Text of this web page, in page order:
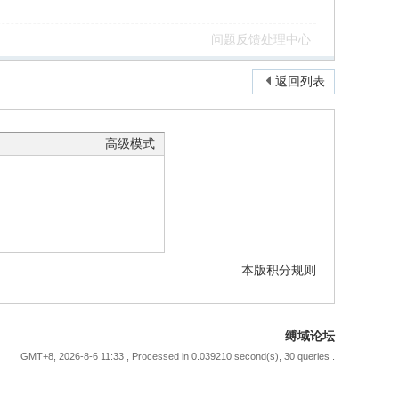
问题反馈处理中心
返回列表
高级模式
本版积分规则
缚域论坛
GMT+8, 2026-8-6 11:33 , Processed in 0.039210 second(s), 30 queries .